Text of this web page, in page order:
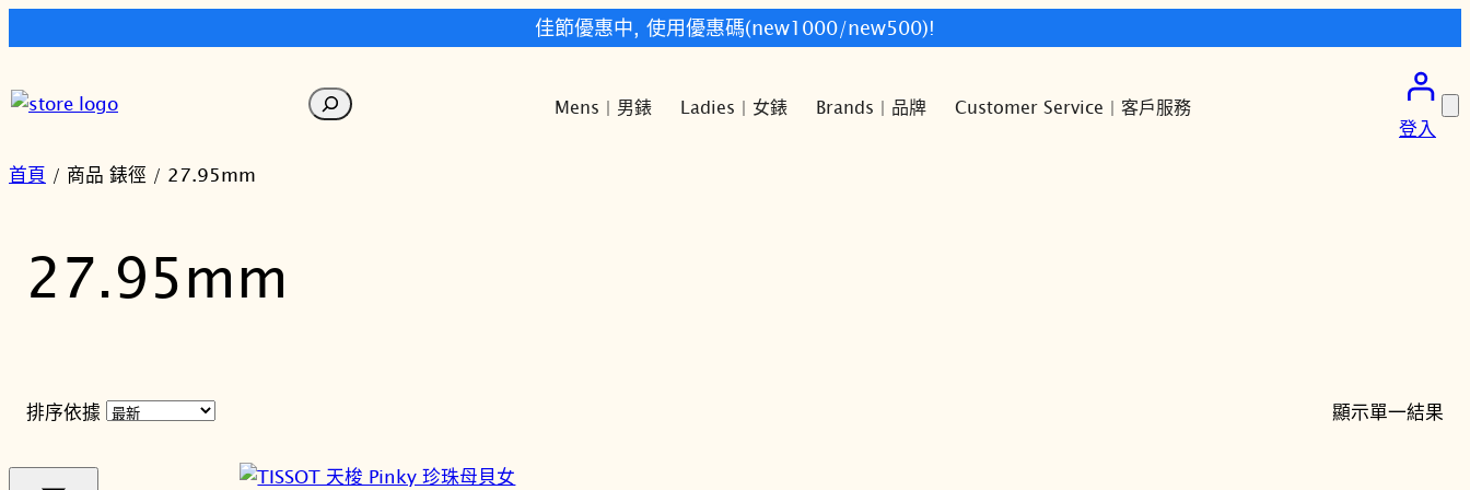
佳節優惠中, 使用優惠碼(new1000/new500)!
至
內
搜
Mens | 男錶 Ladies | 女錶 Brands | 品牌 Customer Service | 客戶服務
登入
首頁 / 商品 錶徑 / 27.95mm
27.95mm
排序依據 顯示單一結果